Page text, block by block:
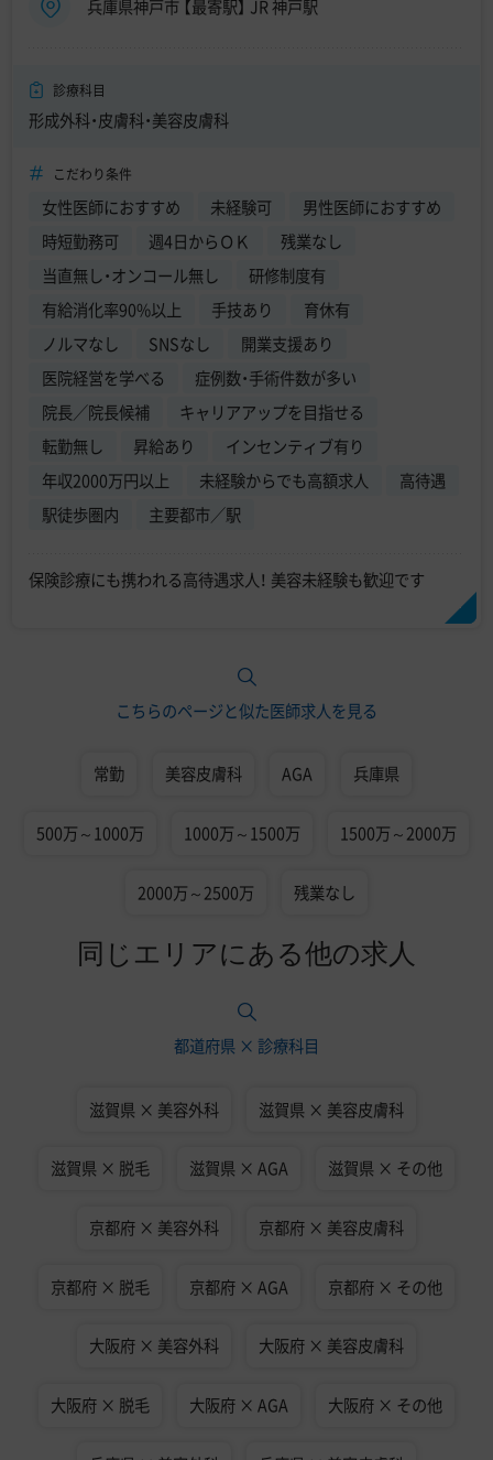
兵庫県神戸市 【最寄駅】 JR 神戸駅
診療科目
形成外科・皮膚科・美容皮膚科
こだわり条件
女性医師におすすめ 未経験可
男性医師におすすめ
時短勤務可
週4日からＯＫ
残業なし
当直無し・オンコール無し
研修制度有
有給消化率90%以上
手技あり
育休有
ノルマなし
SNSなし
開業支援あり
医院経営を学べる
症例数・手術件数が多い
院長／院長候補
キャリアアップを目指せる
転勤無し
昇給あり
インセンティブ有り
年収2000万円以上
未経験からでも高額求人
高待遇
駅徒歩圏内
主要都市／駅
保険診療にも携われる高待遇求人！ 美容未経験も歓迎です
こちらのページと似た医師求人を見る
常勤 美容皮膚科 AGA 兵庫県
500万～1000万 1000万～1500万 1500万～2000万
2000万～2500万 残業なし
同じエリアにある他の求人
都道府県 × 診療科目
滋賀県 × 美容外科 滋賀県 × 美容皮膚科
滋賀県 × 脱毛 滋賀県 × AGA 滋賀県 × その他
京都府 × 美容外科 京都府 × 美容皮膚科
京都府 × 脱毛 京都府 × AGA 京都府 × その他
大阪府 × 美容外科 大阪府 × 美容皮膚科
大阪府 × 脱毛 大阪府 × AGA 大阪府 × その他